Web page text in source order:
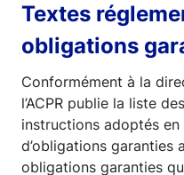
Textes
obligations
Conformément à la
l’ACPR publie la liste
instructions adoptés en
d’obligations garanties
obligations garanties